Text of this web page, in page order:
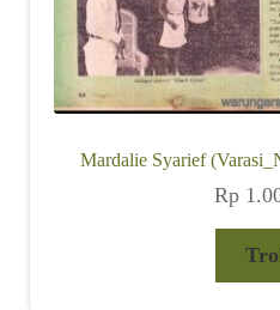
Mardalie Syarief
Rp